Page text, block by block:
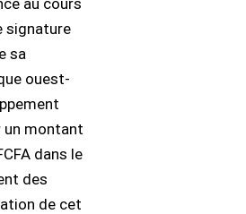
au cours
signature
sa
ouest-
un montant
dans le
des
de cet